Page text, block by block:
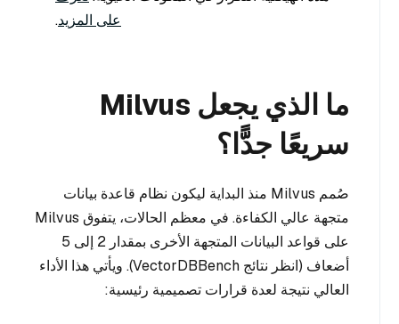
على المزيد.
ما الذي يجعل Milvus
سريعًا جدًّا؟
صُمم Milvus منذ البداية ليكون نظام قاعدة بيانات
متجهة عالي الكفاءة. في معظم الحالات، يتفوق Milvus
على قواعد البيانات المتجهة الأخرى بمقدار 2 إلى 5
أضعاف (انظر نتائج VectorDBBench). ويأتي هذا الأداء
العالي نتيجة لعدة قرارات تصميمية رئيسية: